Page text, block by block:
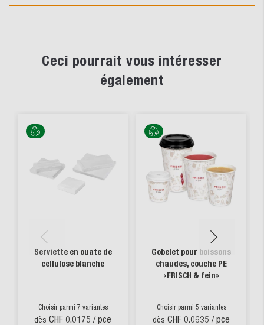
Ceci pourrait vous intéresser
également
Serviette en ouate de
cellulose blanche
Choisir parmi 7 variantes
dès CHF 0.0175 / pce
Gobelet pour boissons
chaudes, couche PE
«FRISCH & fein»
Choisir parmi 5 variantes
dès CHF 0.0635 / pce